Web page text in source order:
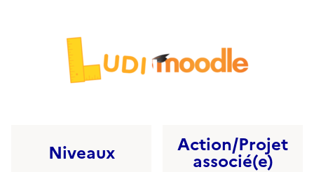
Niveaux
Action/Projet
associé(e)